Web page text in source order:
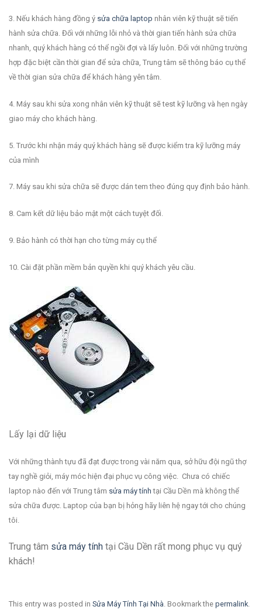
3. Nếu khách hàng đồng ý sửa chữa laptop nhân viên kỹ thuật sẽ tiến
hành sửa chữa. Đối với những lỗi nhỏ và thời gian tiến hành sửa chữa
nhanh, quý khách hàng có thể ngồi đợi và lấy luôn. Đối với những trường
hợp đặc biệt cần thời gian để sửa chữa, Trung tâm sẽ thông báo cụ thể
về thời gian sửa chữa để khách hàng yên tâm.
4. Máy sau khi sửa xong nhân viên kỹ thuật sẽ test kỹ lưỡng và hẹn ngày
giao máy cho khách hàng.
5. Trước khi nhận máy quý khách hàng sẽ được kiểm tra kỹ lưỡng máy
của mình
7. Máy sau khi sửa chữa sẽ được dán tem theo đúng quy định bảo hành.
8. Cam kết dữ liệu bảo mật một cách tuyệt đối.
9. Bảo hành có thời hạn cho từng máy cụ thể
10. Cài đặt phần mềm bản quyền khi quý khách yêu cầu.
Lấy lại dữ liệu
Với những thành tựu đã đạt được trong vài năm qua, sở hữu đội ngũ thợ
tay nghề giỏi, máy móc hiện đại phục vụ công việc. Chưa có chiếc
laptop nào đến với Trung tâm sửa máy tính tại Cầu Dền mà không thể
sửa chữa được. Laptop của bạn bị hỏng hãy liên hệ ngay tới cho chúng
tôi.
Trung tâm sửa máy tính tại Cầu Dền rất mong phục vụ quý
khách!
This entry was posted in Sửa Máy Tính Tại Nhà. Bookmark the permalink.